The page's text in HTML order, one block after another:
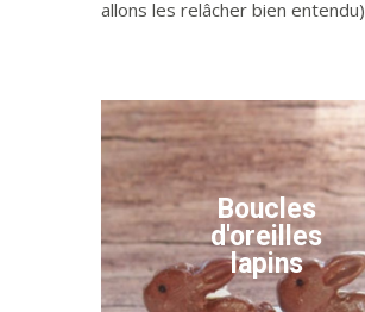
allons les relâcher bien entendu)
Boucles
d'oreilles
lapins